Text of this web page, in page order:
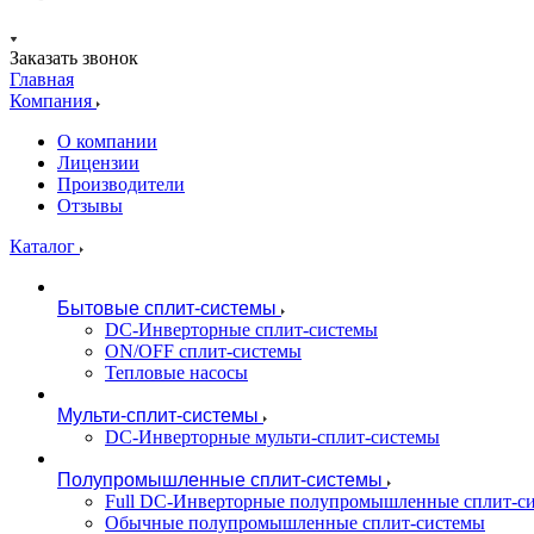
Заказать звонок
Главная
Компания
О компании
Лицензии
Производители
Отзывы
Каталог
Бытовые сплит-системы
DC-Инверторные сплит-системы
ON/OFF сплит-системы
Тепловые насосы
Мульти-сплит-системы
DC-Инверторные мульти-сплит-системы
Полупромышленные сплит-системы
Full DC-Инверторные полупромышленные сплит-
Обычные полупромышленные сплит-системы